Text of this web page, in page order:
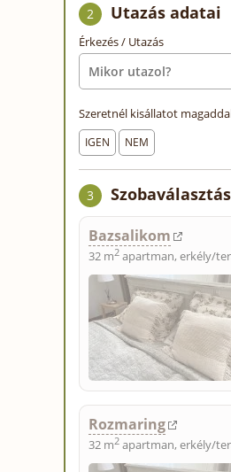
2 Utazás adatai
Érkezés / Utazás
Szeretnél kisállatot
IGEN NEM
3 Szobaválasztás
Bazsalikom
32 m2 apartman, erkély/
Rozmaring
32 m2 apartman, erkély/